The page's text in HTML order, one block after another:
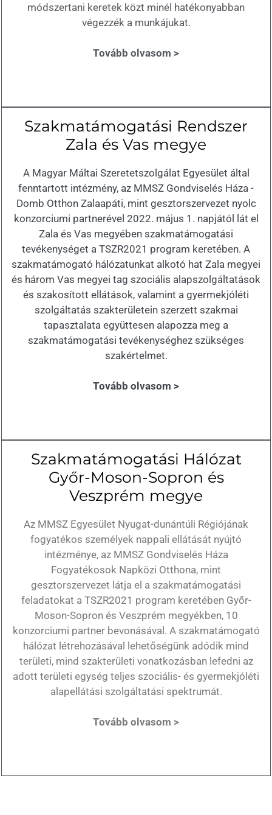
módszertani keretek közt minél hatékonyabban
végezzék a munkájukat.
Tovább olvasom >
Szakmatámogatási Rendszer
Zala és Vas megye
A Magyar Máltai Szeretetszolgálat Egyesület által
fenntartott intézmény, az MMSZ Gondviselés Háza -
Domb Otthon Zalaapáti, mint gesztorszervezet nyolc
konzorciumi partnerével 2022. május 1. napjától lát el
Zala és Vas megyében szakmatámogatási
tevékenységet a TSZR2021 program keretében. A
szakmatámogató hálózatunkat alkotó hat Zala megyei
és három Vas megyei tag szociális alapszolgáltatások
és szakosított ellátások, valamint a gyermekjóléti
szolgáltatás szakterületein szerzett szakmai
tapasztalata együttesen alapozza meg a
szakmatámogatási tevékenységhez szükséges
szakértelmet.
Tovább olvasom >
Szakmatámogatási Hálózat
Győr-Moson-Sopron és
Veszprém megye
Az MMSZ Egyesület Nyugat-dunántúli Régiójának
fogyatékos személyek nappali ellátását nyújtó
intézménye, az MMSZ Gondviselés Háza
Fogyatékosok Napközi Otthona, mint
gesztorszervezet látja el a szakmatámogatási
feladatokat a TSZR2021 program keretében Győr-
Moson-Sopron és Veszprém megyékben, 10
konzorciumi partner bevonásával. A szakmatámogató
hálózat létrehozásával lehetőségünk adódik mind
területi, mind szakterületi vonatkozásban lefedni az
adott területi egység teljes szociális- és gyermekjóléti
alapellátási szolgáltatási spektrumát.
Tovább olvasom >